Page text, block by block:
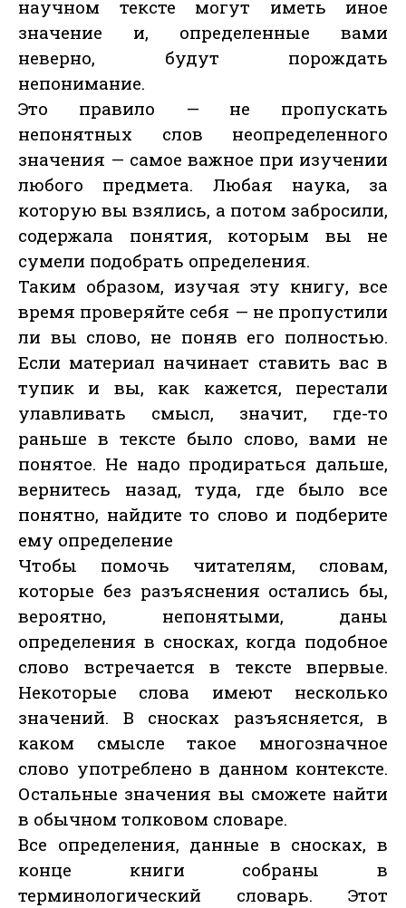
научном тексте могут иметь иное
значение и, определенные вами
неверно, будут порождать
непонимание.
Это правило — не пропускать
непонятных слов неопределенного
значения — самое важное при изучении
любого предмета. Любая наука, за
которую вы взялись, а потом забросили,
содержала понятия, которым вы не
сумели подобрать определения.
Таким образом, изучая эту книгу, все
время проверяйте себя — не пропустили
ли вы слово, не поняв его полностью.
Если материал начинает ставить вас в
тупик и вы, как кажется, перестали
улавливать смысл, значит, где-то
раньше в тексте было слово, вами не
понятое. Не надо продираться дальше,
вернитесь назад, туда, где было все
понятно, найдите то слово и подберите
ему определение
Чтобы помочь читателям, словам,
которые без разъяснения остались бы,
вероятно, непонятыми, даны
определения в сносках, когда подобное
слово встречается в тексте впервые.
Некоторые слова имеют несколько
значений. В сносках разъясняется, в
каком смысле такое многозначное
слово употреблено в данном контексте.
Остальные значения вы сможете найти
в обычном толковом словаре.
Все определения, данные в сносках, в
конце книги собраны в
терминологический словарь. Этот